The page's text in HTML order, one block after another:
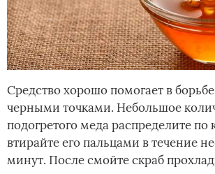
Средство хорошо помогает в
черными точками. Небольшое
подогретого меда распределите по
втирайте его пальцами в течение
минут. После смойте скраб